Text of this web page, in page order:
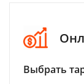
Выбрать